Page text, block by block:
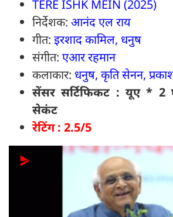
TERE ISHK MEIN (2025)
निर्देशक: आनंद एल राय
गीत: इरशाद कामिल, धनुष
संगीत: एआर रहमान
कलाकार: धनुष, कृति सेनन,
सेंसर सर्टिफिकट : यूए * 2
सेकंट
रेटिंग : 2.5/5